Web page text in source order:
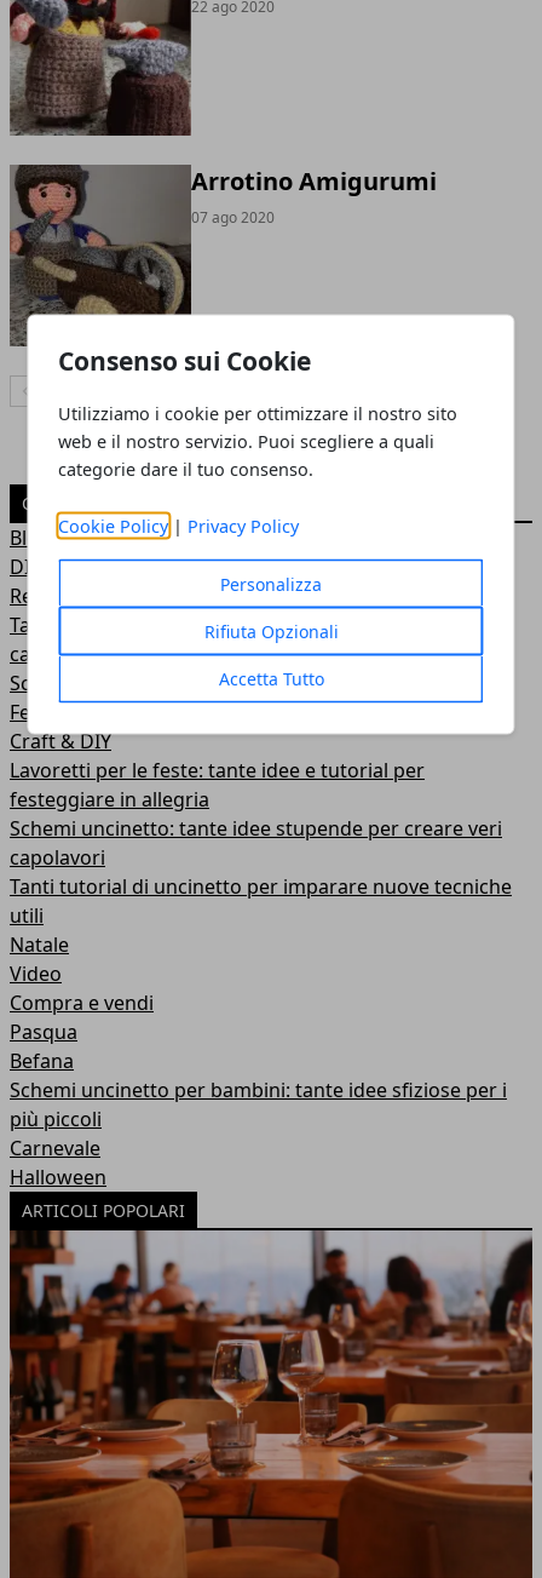
Consenso sui Cookie
Utilizziamo i cookie per ottimizzare il nostro sito
web e il nostro servizio. Puoi scegliere a quali
categorie dare il tuo consenso.
Cookie Policy | Privacy Policy
Personalizza
Rifiuta Opzionali
Accetta Tutto
22 ago 2020
Arrotino Amigurumi
07 ago 2020
Articolo Precedente
CATEGORIE
Blog
DIY & How To
Recensioni e test di prodotti da una mamma blogger
Tante idee per il fai da te, bricolage, decorazioni per la
casa...
Schemi Amigurumi
Festa della mamma
Craft & DIY
Lavoretti per le feste: tante idee e tutorial per
festeggiare in allegria
Schemi uncinetto: tante idee stupende per creare veri
capolavori
Tanti tutorial di uncinetto per imparare nuove tecniche
utili
Natale
Video
Compra e vendi
Pasqua
Befana
Schemi uncinetto per bambini: tante idee sfiziose per i
più piccoli
Carnevale
Halloween
ARTICOLI POPOLARI